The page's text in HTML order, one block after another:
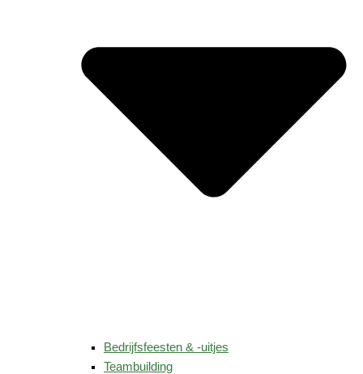
Bedrijfsfeesten & -uitjes
Teambuilding